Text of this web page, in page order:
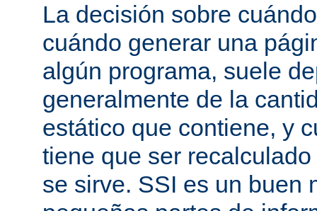
La decisión sobre
cuándo generar una
algún programa, suele
generalmente de la
estático que contiene, y
tiene que ser
se sirve. SSI es un buen